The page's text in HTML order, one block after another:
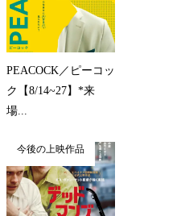
PEACOCK／ピーコッ
ク【8/14~27】*来
場...
今後の上映作品